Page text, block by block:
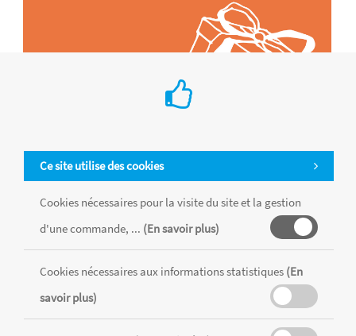
Ce site utilise des cookies
Cookies nécessaires pour la visite du site et la gestion
d'une commande, ... (En savoir plus)
Cookies nécessaires aux informations statistiques (En
savoir plus)
Tous les produits sont vendus dans la limite des stocks disponibles de
chaque magasin, toutes taxes comprises.
MENTIONS LÉGALES CONDITIONS GÉNÉRALES